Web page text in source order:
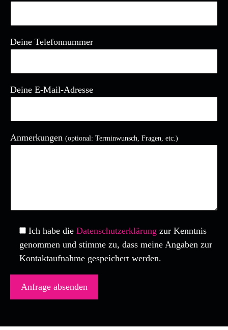
Deine Telefonnummer
Deine E-Mail-Adresse
Bitte lasse dieses Feld leer.
Anmerkungen (optional: Terminwunsch, Fragen, etc.)
Ich habe die Datenschutzerklärung zur Kenntnis
genommen und stimme zu, dass meine Angaben zur
Kontaktaufnahme gespeichert werden.